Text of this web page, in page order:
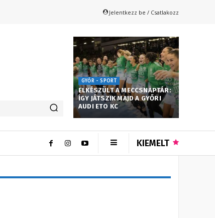
Jelentkezz be / Csatlakozz
GYŐR - SPORT
ELKÉSZÜLT A MECCSNAPTÁR:
ÍGY JÁTSZIK MAJD A GYŐRI
AUDI ETO KC
KIEMELT